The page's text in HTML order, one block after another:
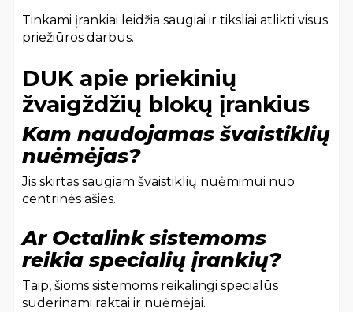
Tinkami įrankiai leidžia saugiai ir tiksliai atlikti visus
priežiūros darbus.
DUK apie priekinių
žvaigždžių blokų įrankius
Kam naudojamas švaistiklių
nuėmėjas?
Jis skirtas saugiam švaistiklių nuėmimui nuo
centrinės ašies.
Ar Octalink sistemoms
reikia specialių įrankių?
Taip, šioms sistemoms reikalingi specialūs
suderinami raktai ir nuėmėjai.